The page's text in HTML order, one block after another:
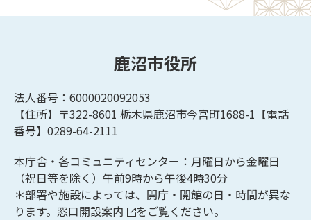
鹿沼市役所
法人番号：6000020092053
【住所】〒322-8601 栃木県鹿沼市今宮町1688-1【電話
番号】0289-64-2111
本庁舎・各コミュニティセンター：月曜日から金曜日
（祝日等を除く）午前9時から午後4時30分
＊部署や施設によっては、開庁・開館の日・時間が異な
ります。 窓口開設案内 をご覧ください。